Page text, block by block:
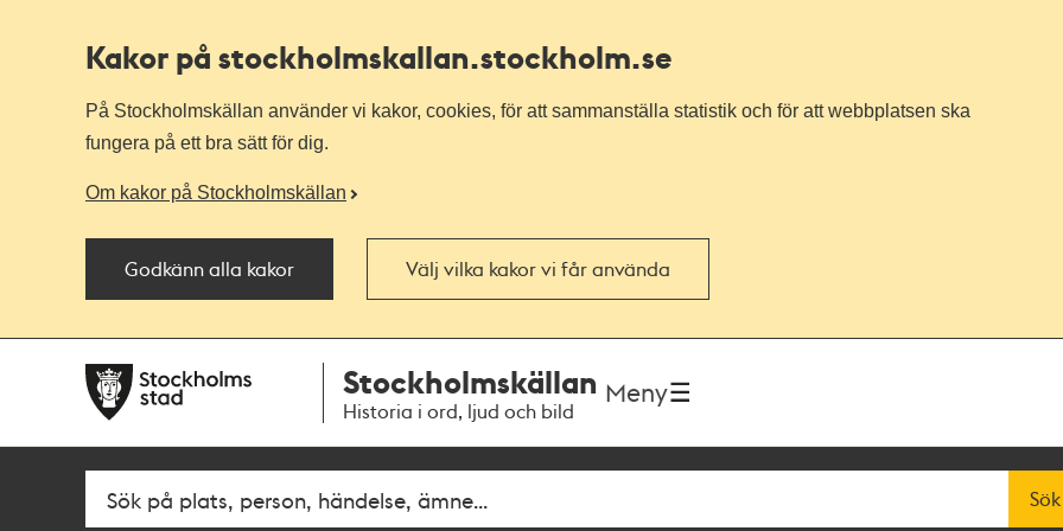
Kakor på stockholmskallan.stockholm.se
På Stockholmskällan använder vi kakor, cookies, för att sammanställa statistik och för att webbplatsen ska
fungera på ett bra sätt för dig.
Om kakor på Stockholmskällan
Godkänn alla kakor Välj vilka kakor vi får använda
navigationen
huvudinnehållet
Stockholmskällan
Historia i ord, ljud och bild
Meny
Fritextsök Sök